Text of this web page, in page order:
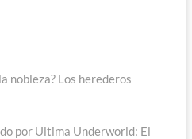
nobleza? Los herederos
por Ultima Underworld: El